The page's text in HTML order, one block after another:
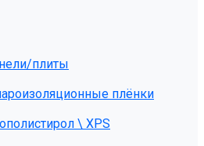
плиты
плёнки
\ XPS